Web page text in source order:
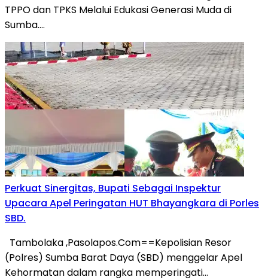
TPPO dan TPKS Melalui Edukasi Generasi Muda di
Sumba….
Perkuat Sinergitas, Bupati Sebagai Inspektur
Upacara Apel Peringatan HUT Bhayangkara di Porles
SBD.
Tambolaka ,Pasolapos.Com==Kepolisian Resor
(Polres) Sumba Barat Daya (SBD) menggelar Apel
Kehormatan dalam rangka memperingati…